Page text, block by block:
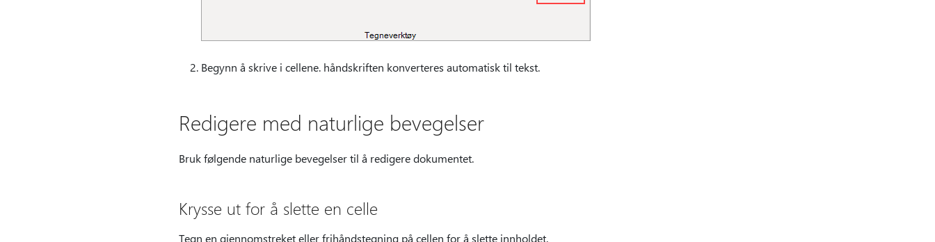
Begynn å skrive i cellene. håndskriften konverteres automatisk til tekst.
Redigere med naturlige bevegelser
Bruk følgende naturlige bevegelser til å redigere dokumentet.
Krysse ut for å slette en celle
Tegn en gjennomstreket eller frihåndstegning på cellen for å slette innholdet.